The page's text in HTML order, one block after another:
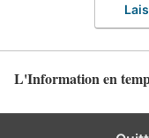
L'Information en